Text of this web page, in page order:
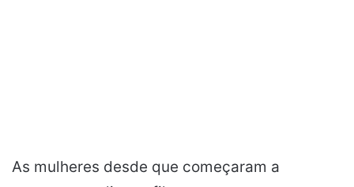
As mulheres desde que começaram a